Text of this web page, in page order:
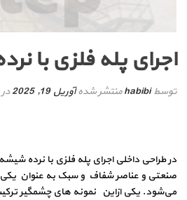
اجرای پله فلزی با
توسطhabibiمنتشر شدهآوریل 19, 2025 در
در طراحی داخلی اجرای پله فلزی با نرده
صنعتی و عناصر شفاف و سبک به‌ عنوان یکی
می‌شود. یکی ازاین نمونه‌ های چشمگیر